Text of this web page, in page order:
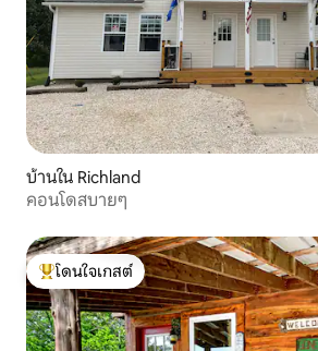
บ้านใน Richland
คอนโดสบายๆ
โดนใจเกสต์ที่สุด
โดนใจเกสต์